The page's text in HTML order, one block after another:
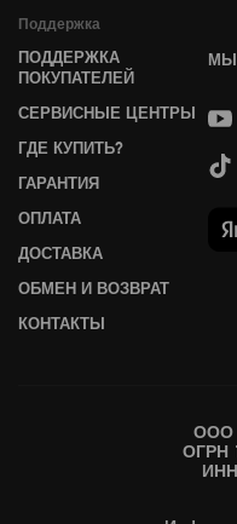
Поддержка
ПОДДЕРЖКА
ПОКУПАТЕЛЕЙ
СЕРВИСНЫЕ ЦЕНТРЫ
ГДЕ КУПИТЬ?
ГАРАНТИЯ
ОПЛАТА
ДОСТАВКА
ОБМЕН И ВОЗВРАТ
КОНТАКТЫ
МЫ
ООО
ОГРН